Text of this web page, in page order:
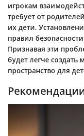
игрокам
требует от
их дети.
правил
Признавая эти
будет легче
пространство для